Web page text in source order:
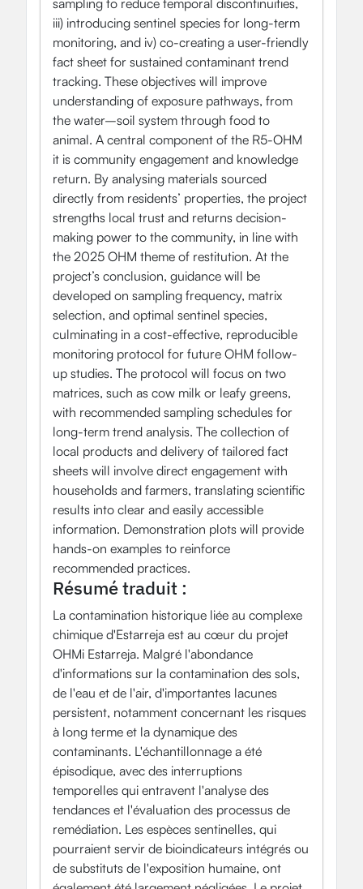
sampling to reduce temporal discontinuities,
iii) introducing sentinel species for long-term
monitoring, and iv) co-creating a user-friendly
fact sheet for sustained contaminant trend
tracking. These objectives will improve
understanding of exposure pathways, from
the water–soil system through food to
animal. A central component of the R5-OHM
it is community engagement and knowledge
return. By analysing materials sourced
directly from residents’ properties, the project
strengths local trust and returns decision-
making power to the community, in line with
the 2025 OHM theme of restitution. At the
project’s conclusion, guidance will be
developed on sampling frequency, matrix
selection, and optimal sentinel species,
culminating in a cost-effective, reproducible
monitoring protocol for future OHM follow-
up studies. The protocol will focus on two
matrices, such as cow milk or leafy greens,
with recommended sampling schedules for
long-term trend analysis. The collection of
local products and delivery of tailored fact
sheets will involve direct engagement with
households and farmers, translating scientific
results into clear and easily accessible
information. Demonstration plots will provide
hands-on examples to reinforce
recommended practices.
Résumé traduit :
La contamination historique liée au complexe
chimique d'Estarreja est au cœur du projet
OHMi Estarreja. Malgré l'abondance
d'informations sur la contamination des sols,
de l'eau et de l'air, d'importantes lacunes
persistent, notamment concernant les risques
à long terme et la dynamique des
contaminants. L'échantillonnage a été
épisodique, avec des interruptions
temporelles qui entravent l'analyse des
tendances et l'évaluation des processus de
remédiation. Les espèces sentinelles, qui
pourraient servir de bioindicateurs intégrés ou
de substituts de l'exposition humaine, ont